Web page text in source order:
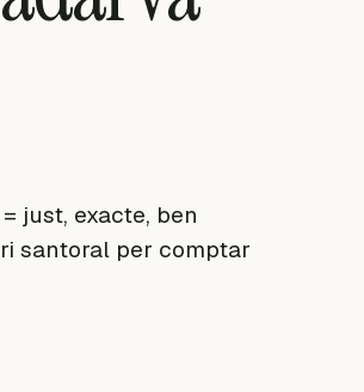
just, exacte, ben
santoral per comptar